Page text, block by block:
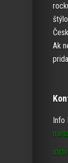
Ak
Info